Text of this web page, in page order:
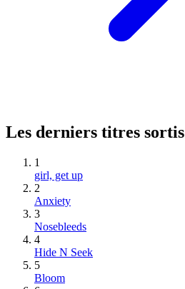
Les derniers titres sortis
1
girl, get up
2
Anxiety
3
Nosebleeds
4
Hide N Seek
5
Bloom